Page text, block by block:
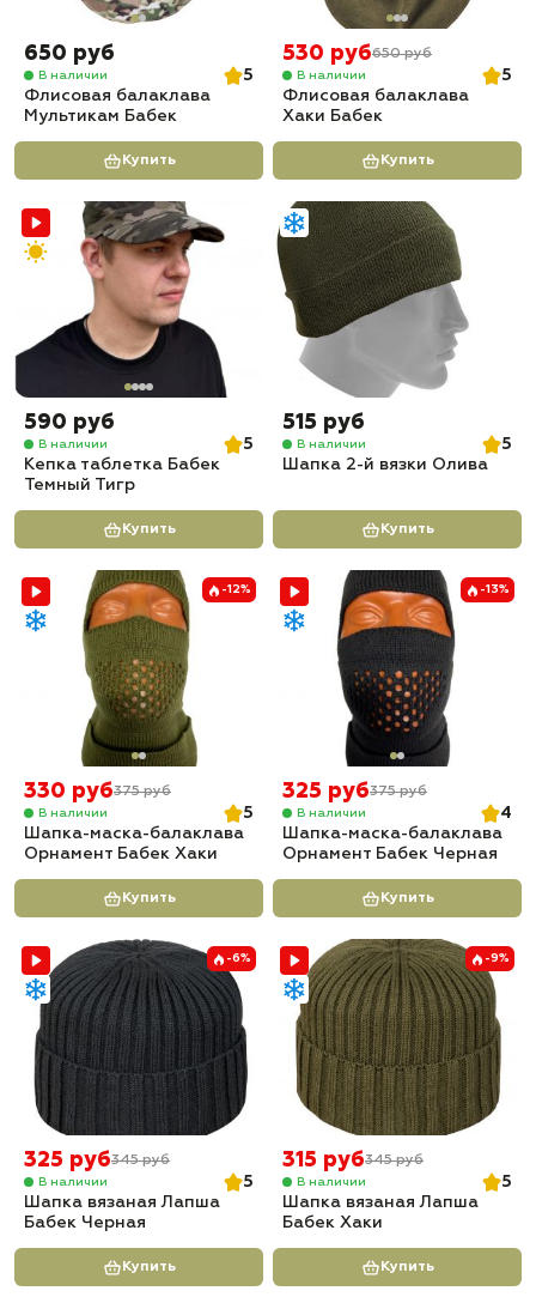
650 руб
В наличии
5
Флисовая балаклава
Мультикам Бабек
Купить
530 руб650 руб
В наличии
5
Флисовая балаклава
Хаки Бабек
Купить
590 руб
В наличии
5
Кепка таблетка Бабек
Темный Тигр
Купить
515 руб
В наличии
5
Шапка 2-й вязки Олива
Купить
-12%
330 руб375 руб
В наличии
5
Шапка-маска-балаклава
Орнамент Бабек Хаки
Купить
-13%
325 руб375 руб
В наличии
4
Шапка-маска-балаклава
Орнамент Бабек Черная
Купить
-6%
325 руб345 руб
В наличии
5
Шапка вязаная Лапша
Бабек Черная
Купить
-9%
315 руб345 руб
В наличии
5
Шапка вязаная Лапша
Бабек Хаки
Купить